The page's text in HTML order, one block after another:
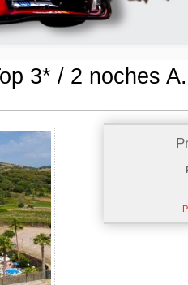
3* / 2 noches